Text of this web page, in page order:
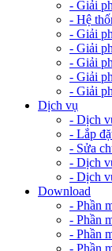
- Giải
- Hệ
- Giải
- Giải
- Giải
- Giải
- Giải
Dịch vụ
- Dịch
- Lắp
- Sửa
- Dịch
- Dịch
Download
- Phần
- Phần
- Phần
- Phần